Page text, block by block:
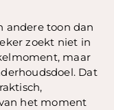
andere toon dan
zoekt niet in
maar
Dat
het moment